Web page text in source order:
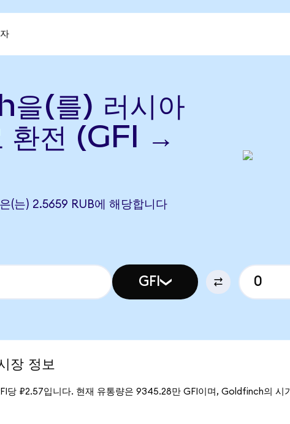
(를) 러시아
환전 (GFI →
(는) 2.5659 RUB에 해당합니다
GFI
장 정보
당 ₽2.57입니다. 현재 유통량은 9345.28만 GFI이며, Goldfinch의 시